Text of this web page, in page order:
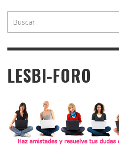
LESBI-FORO